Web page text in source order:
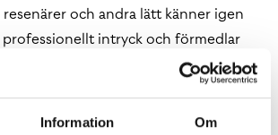
Information Om
och andra lätt känner igen
intryck och förmedlar
också att vi ser på oss själva
visa det för vår omgivning.
riktlinjerna ska uniformen